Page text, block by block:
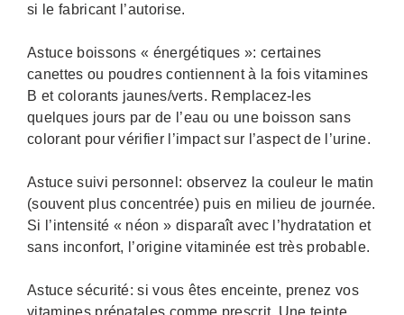
si le fabricant l’autorise.
Astuce boissons « énergétiques »: certaines
canettes ou poudres contiennent à la fois vitamines
B et colorants jaunes/verts. Remplacez-les
quelques jours par de l’eau ou une boisson sans
colorant pour vérifier l’impact sur l’aspect de l’urine.
Astuce suivi personnel: observez la couleur le matin
(souvent plus concentrée) puis en milieu de journée.
Si l’intensité « néon » disparaît avec l’hydratation et
sans inconfort, l’origine vitaminée est très probable.
Astuce sécurité: si vous êtes enceinte, prenez vos
vitamines prénatales comme prescrit. Une teinte